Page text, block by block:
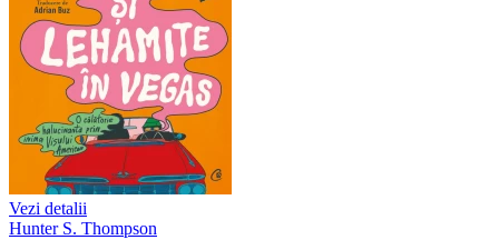
Vezi detalii
Hunter S. Thompson